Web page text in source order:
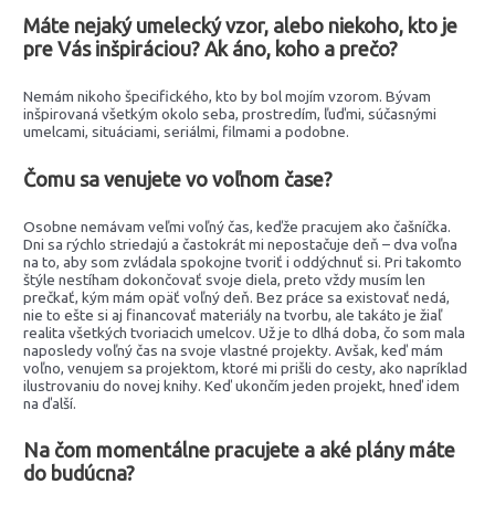
Máte nejaký umelecký vzor, alebo niekoho, kto je
pre Vás inšpiráciou? Ak áno, koho a prečo?
Nemám nikoho špecifického, kto by bol mojím vzorom. Bývam
inšpirovaná všetkým okolo seba, prostredím, ľuďmi, súčasnými
umelcami, situáciami, seriálmi, filmami a podobne.
Čomu sa venujete vo voľnom čase?
Osobne nemávam veľmi voľný čas, keďže pracujem ako čašníčka.
Dni sa rýchlo striedajú a častokrát mi nepostačuje deň – dva voľna
na to, aby som zvládala spokojne tvoriť i oddýchnuť si. Pri takomto
štýle nestíham dokončovať svoje diela, preto vždy musím len
prečkať, kým mám opäť voľný deň. Bez práce sa existovať nedá,
nie to ešte si aj financovať materiály na tvorbu, ale takáto je žiaľ
realita všetkých tvoriacich umelcov. Už je to dlhá doba, čo som mala
naposledy voľný čas na svoje vlastné projekty. Avšak, keď mám
voľno, venujem sa projektom, ktoré mi prišli do cesty, ako napríklad
ilustrovaniu do novej knihy. Keď ukončím jeden projekt, hneď idem
na ďalší.
Na čom momentálne pracujete a aké plány máte
do budúcna?